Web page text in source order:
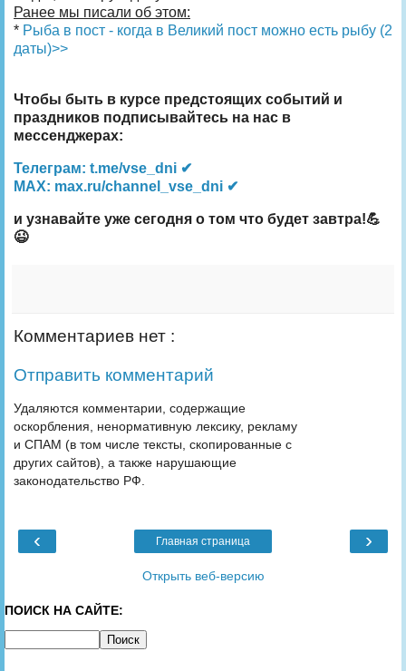
Ранее мы писали об этом:
* Рыба в пост - когда в Великий пост можно есть рыбу (2
даты)>>
Чтобы быть в курсе предстоящих событий и
праздников подписывайтесь на нас в
мессенджерах:
Телеграм: t.me/vse_dni ✔
MAX: max.ru/channel_vse_dni ✔
и узнавайте уже сегодня о том что будет завтра!💪
😉
Комментариев нет :
Отправить комментарий
Удаляются комментарии, содержащие
оскорбления, ненормативную лексику, рекламу
и СПАМ (в том числе тексты, скопированные с
других сайтов), а также нарушающие
законодательство РФ.
‹ ›
Главная страница
Открыть веб-версию
ПОИСК НА САЙТЕ: